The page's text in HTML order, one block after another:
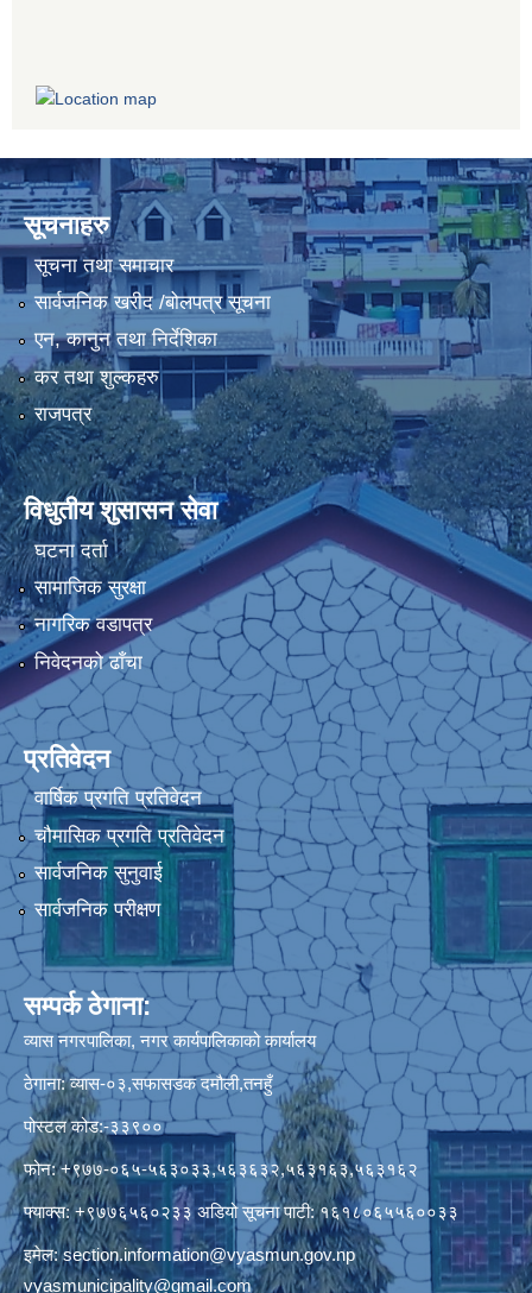
सूचनाहरु
सूचना तथा समाचार
सार्वजनिक खरीद /बोलपत्र सूचना
एन, कानुन तथा निर्देशिका
कर तथा शुल्कहरु
राजपत्र
विधुतीय शुसासन सेवा
घटना दर्ता
सामाजिक सुरक्षा
नागरिक वडापत्र
निवेदनको ढाँचा
प्रतिवेदन
वार्षिक प्रगति प्रतिवेदन
चौमासिक प्रगति प्रतिवेदन
सार्वजनिक सुनुवाई
सार्वजनिक परीक्षण
सम्पर्क ठेगाना:
व्यास नगरपालिका, नगर कार्यपालिकाको कार्यालय
ठेगाना: व्यास-०३,सफासडक दमौली,तनहुँ
पोस्टल कोड:-३३९००
फोन: +९७७-०६५-५६३०३३,५६३६३२,५६३१६३,५६३१६२
फ्याक्स: +९७७६५६०२३३ अडियो सूचना पाटी: १६१८०६५५६००३३
इमेल:section.information@vyasmun.gov.np
vyasmunicipality@gmail.com